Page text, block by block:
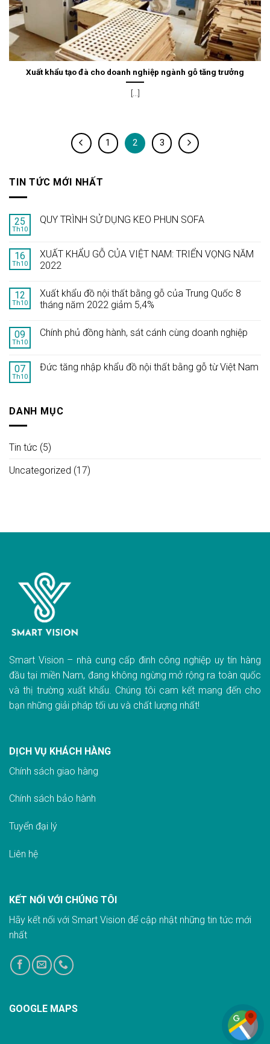
Xuất khẩu tạo đà cho doanh nghiệp ngành gỗ tăng trưởng
[...]
1 2 3
TIN TỨC MỚI NHẤT
25
Th10
QUY TRÌNH SỬ DỤNG KEO PHUN SOFA
16
Th10
XUẤT KHẨU GỖ CỦA VIỆT NAM: TRIỂN VỌNG NĂM
2022
12
Th10
Xuất khẩu đồ nội thất bằng gỗ của Trung Quốc 8
tháng năm 2022 giảm 5,4%
09
Th10
Chính phủ đồng hành, sát cánh cùng doanh nghiệp
07
Th10
Đức tăng nhập khẩu đồ nội thất bằng gỗ từ Việt Nam
DANH MỤC
Tin tức (5)
Uncategorized (17)
Smart Vision – nhà cung cấp đinh công nghiệp uy tín hàng
đầu tại miền Nam, đang không ngừng mở rộng ra toàn quốc
và thị trường xuất khẩu. Chúng tôi cam kết mang đến cho
bạn những giải pháp tối ưu và chất lượng nhất!
DỊCH VỤ KHÁCH HÀNG
Chính sách giao hàng
Chính sách bảo hành
Tuyển đại lý
Liên hệ
KẾT NỐI VỚI CHÚNG TÔI
Hãy kết nối với Smart Vision để cập nhật những tin tức mới
nhất
GOOGLE MAPS